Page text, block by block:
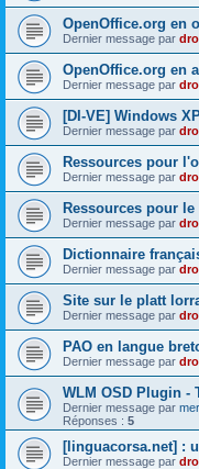
OpenOffice.org en
Dernier message par
OpenOffice.org en
Dernier message par
[DI-VE] Windows
Dernier message par
Ressources pour
Dernier message par
Ressources pour le
Dernier message par
Dictionnaire
Dernier message par
Site sur le platt
Dernier message par
PAO en langue
Dernier message par
WLM OSD Plugin -
Dernier message par
Réponses : 5
[linguacorsa.net] :
Dernier message par